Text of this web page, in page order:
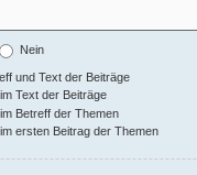
Nein
und Text der Beiträge
Text der Beiträge
Betreff der Themen
ersten Beitrag der Themen